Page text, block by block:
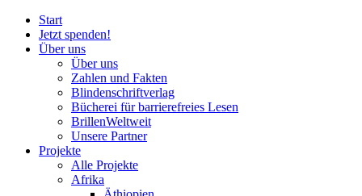
Start
Jetzt spenden!
Über uns
Über uns
Zahlen und Fakten
Blindenschriftverlag
Bücherei fürbarrierefreies Lesen
BrillenWeltweit
Unsere Partner
Projekte
Alle Projekte
Afrika